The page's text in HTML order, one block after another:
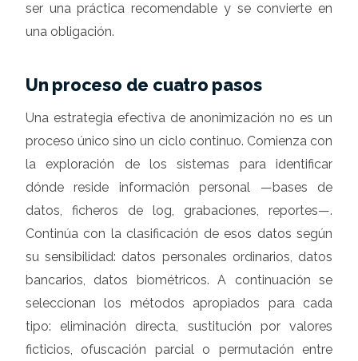
ser una práctica recomendable y se convierte en
una obligación.
Un proceso de cuatro pasos
Una estrategia efectiva de anonimización no es un
proceso único sino un ciclo continuo. Comienza con
la exploración de los sistemas para identificar
dónde reside información personal —bases de
datos, ficheros de log, grabaciones, reportes—.
Continúa con la clasificación de esos datos según
su sensibilidad: datos personales ordinarios, datos
bancarios, datos biométricos. A continuación se
seleccionan los métodos apropiados para cada
tipo: eliminación directa, sustitución por valores
ficticios, ofuscación parcial o permutación entre